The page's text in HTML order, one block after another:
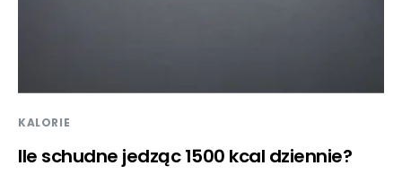
KALORIE
Ile schudne jedząc 1500 kcal dziennie?